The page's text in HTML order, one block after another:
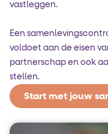
vastleggen.
Een
voldoet aan de eisen
partnerschap en ook
stellen.
Start met jouw